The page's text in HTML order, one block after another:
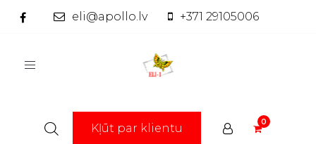
eli@apollo.lv +371 29105006
Toggle
Kļūt par klientu